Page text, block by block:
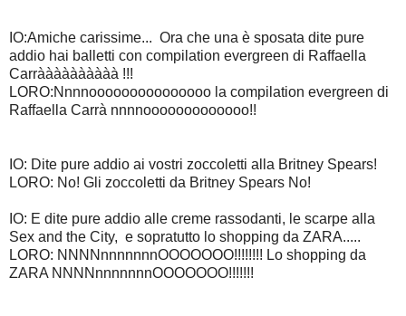
IO:Amiche carissime... Ora che una è sposata dite pure
addio hai balletti con compilation evergreen di Raffaella
Carràààààààààà !!!
LORO:Nnnnooooooooooooooo la compilation evergreen di
Raffaella Carrà nnnnooooooooooooo!!
IO: Dite pure addio ai vostri zoccoletti alla Britney Spears!
LORO: No! Gli zoccoletti da Britney Spears No!
IO: E dite pure addio alle creme rassodanti, le scarpe alla
Sex and the City, e sopratutto lo shopping da ZARA.....
LORO: NNNNnnnnnnnOOOOOOO!!!!!!!! Lo shopping da
ZARA NNNNnnnnnnnOOOOOOO!!!!!!!